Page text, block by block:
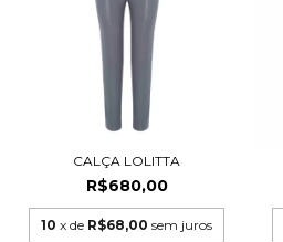
CALÇA LOLITTA
R$680,00
10 x de R$68,00 sem juros